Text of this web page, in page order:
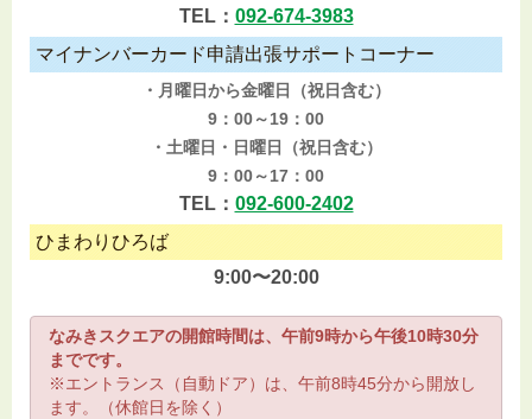
TEL： 092-674-3983
マイナンバーカード申請出張サポートコーナー
・月曜日から金曜日（祝日含む）
9：00～19：00
・土曜日・日曜日（祝日含む）
9：00～17：00
TEL： 092-600-2402
ひまわりひろば
9:00〜20:00
なみきスクエアの開館時間は、午前9時から午後10時30分
までです。
※エントランス（自動ドア）は、午前8時45分から開放し
ます。（休館日を除く）